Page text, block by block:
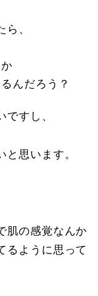
、
んだろう？
ですし、
思います。
肌の感覚なんか
るように思って